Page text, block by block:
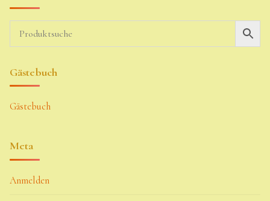
Gästebuch
Gästebuch
Meta
Anmelden